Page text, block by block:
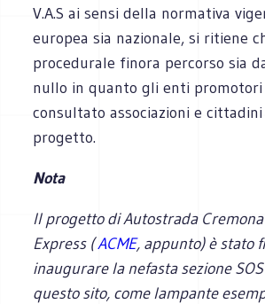
V.A.S ai sensi della normativa
europea sia nazionale, si ritiene
procedurale finora percorso sia
nullo in quanto gli enti promotori
consultato associazioni e
progetto.
Nota
Il progetto di Autostrada
Express (ACME, appunto) è stato
inaugurare la nefasta sezione
questo sito, come lampante